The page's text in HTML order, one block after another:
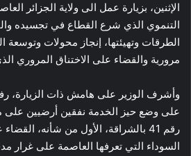
الإثنين، بزيارة عمل الى ولاية الجزائر
التنموي الذي شرع القطاع في تجسيده
الطرقات وتهيئتها، إنجاز محولات
مرورية والقضاء على الاختناق المروري
وأشرف الوزير على هامش ذات الزيارة،
على وضع حيز الخدمة نفقين أرضيين
رقم 41 بالشراقة، الأول من شأنه،
السوداء التي تعرفها العاصمة على غرار